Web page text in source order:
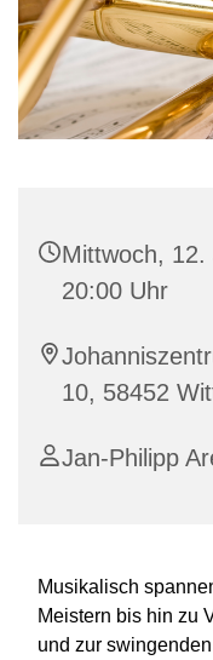
Mittwoch,
20:00 Uhr
10, 58452
Jan-Philipp
Musikalisch
Meistern bis hin zu
und zur